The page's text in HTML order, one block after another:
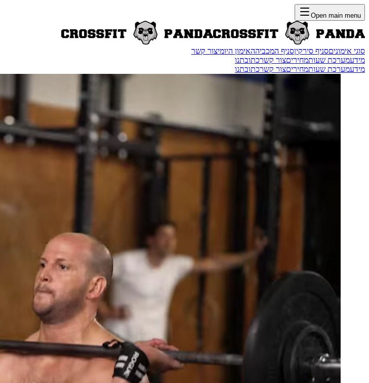
Open main menu
סוגי אימוניםסניף סירקיןסניף המכביההאימון היומיצור קשר
מידעמערכת שעותמחיריםצור קשרכתובתנו
מידעמערכת שעותמחיריםצור קשרכתובתנו